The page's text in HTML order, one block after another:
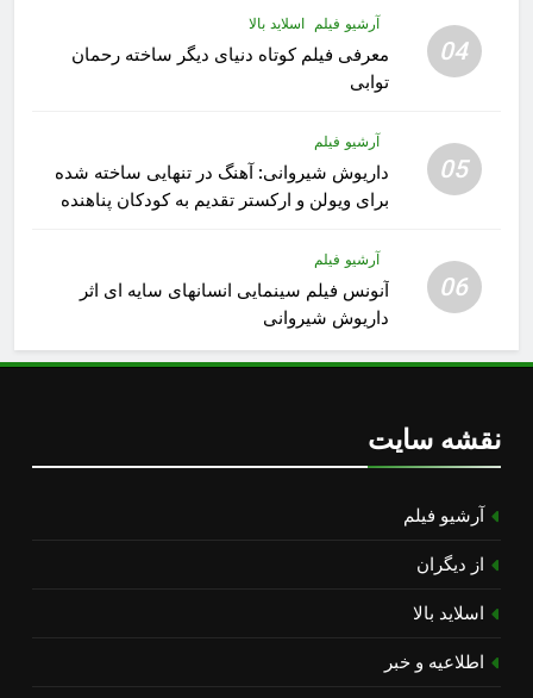
04
آرشیو فیلم اسلاید بالا
معرفی فیلم کوتاه دنیای دیگر ساخته رحمان
توابی
05
آرشیو فیلم
داریوش شیروانی: آهنگ در تنهایی ساخته شده
برای ویولن و ارکستر تقدیم به کودکان پناهنده
06
آرشیو فیلم
آنونس فیلم سینمایی انسانهای سایه ای اثر
داریوش شیروانی
نقشه سایت
آرشیو فیلم
از دیگران
اسلاید بالا
اطلاعیه و خبر